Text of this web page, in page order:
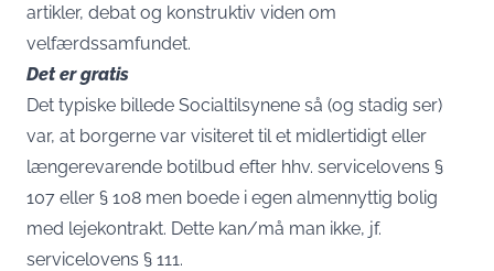
artikler, debat og konstruktiv viden om
velfærdssamfundet.
Det er gratis
Det typiske billede Socialtilsynene så (og stadig ser)
var, at borgerne var visiteret til et midlertidigt eller
længerevarende botilbud efter hhv. servicelovens §
107 eller § 108 men boede i egen almennyttig bolig
med lejekontrakt. Dette kan/må man ikke, jf.
servicelovens § 111.